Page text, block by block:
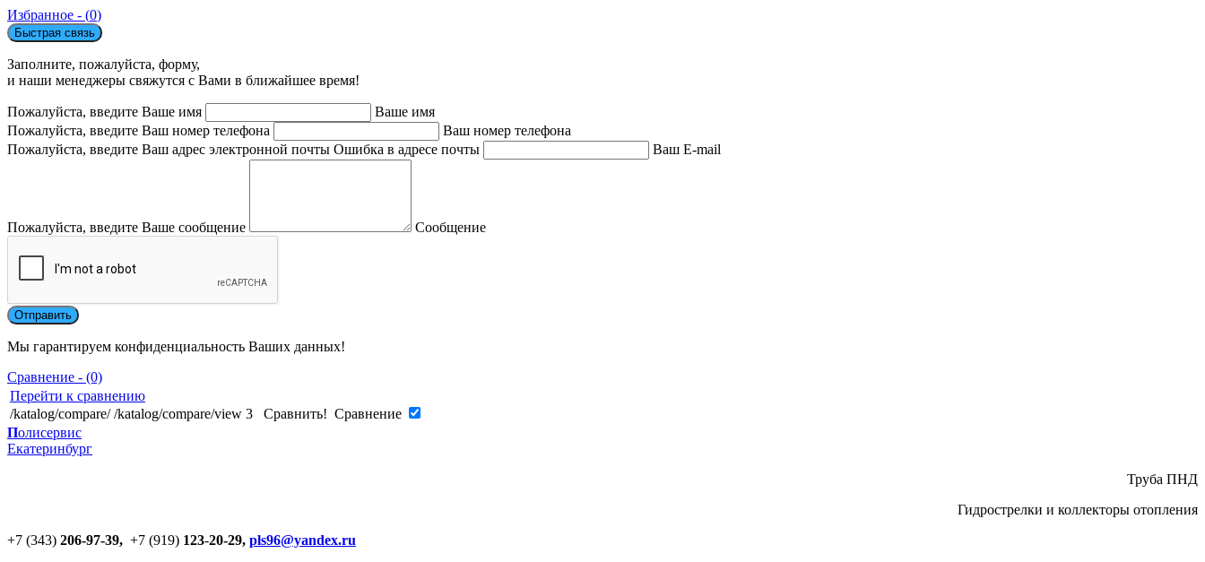
Избранное - (0)
Быстрая связь
Заполните, пожалуйста, форму,
и наши менеджеры свяжутся с Вами в ближайшее время!
Пожалуйста, введите Ваше имя
Ваше имя
Пожалуйста, введите Ваш номер телефона
Ваш номер телефона
Пожалуйста, введите Ваш адрес электронной почты Ошибка в адресе почты Ваш E-mail
Пожалуйста, введите Ваше сообщение Сообщение
Мы гарантируем конфиденциальность Ваших данных!
Сравнение - (0)
Перейти к сравнению
/katalog/compare/ /katalog/compare/view 3 Сравнить! Cравнение
Полисервис
Екатеринбург
Труба ПНД
Гидрострелки и коллекторы отопления
+7 (343) 206-97-39, +7 (919) 123-20-29, pls96@yandex.ru